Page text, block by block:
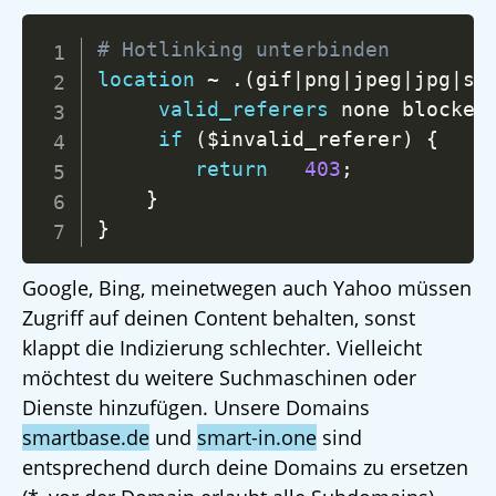
# Hotlinking unterbinden
location ~
valid_referers
none
if ($invalid_referer)
{
return
403 ;
}
}
Google, Bing, meinetwegen auch Yahoo müssen
Zugriff auf deinen Content behalten, sonst
klappt die Indizierung schlechter. Vielleicht
möchtest du weitere Suchmaschinen oder
Dienste hinzufügen. Unsere Domains
smartbase.de und smart-in.one sind
entsprechend durch deine Domains zu ersetzen